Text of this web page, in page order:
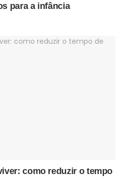
para a infância
como reduzir o tempo